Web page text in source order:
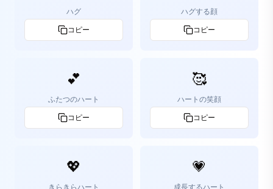
ハグ
コピー
ハグする顔
コピー
💕
ふたつのハート
コピー
🥰
ハートの笑顔
コピー
💖
きらきらハート
💗
成長するハート